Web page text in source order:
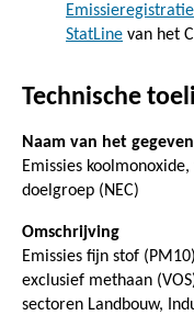
Emissieregistratie
StatLine van het
Technische
Naam van het gegeven
Emissies
doelgroep (NEC)
Omschrijving
Emissies fijn stof
exclusief methaan
sectoren Landbouw,